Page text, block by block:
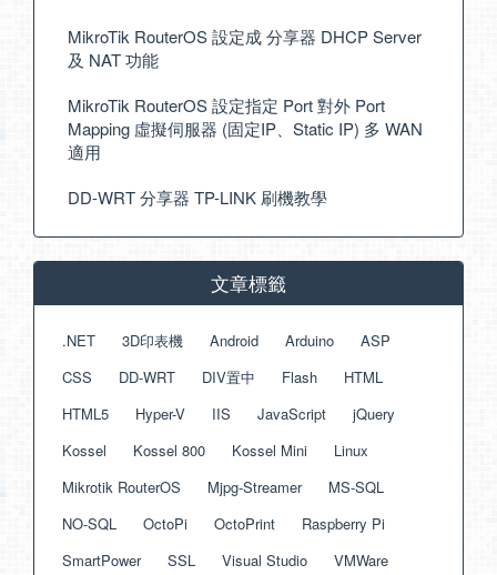
MikroTik RouterOS 設定成 分享器 DHCP Server
及 NAT 功能
MikroTik RouterOS 設定指定 Port 對外 Port
Mapping 虛擬伺服器 (固定IP、Static IP) 多 WAN
適用
DD-WRT 分享器 TP-LINK 刷機教學
文章標籤
.NET 3D印表機 Android Arduino
ASP
CSS
DD-WRT DIV置中 Flash
HTML
HTML5
Hyper-V IIS JavaScript
jQuery
Kossel
Kossel 800 Kossel Mini
Linux
Mikrotik RouterOS
Mjpg-Streamer
MS-SQL
NO-SQL
OctoPi OctoPrint
Raspberry Pi
SmartPower
SSL Visual Studio
VMWare